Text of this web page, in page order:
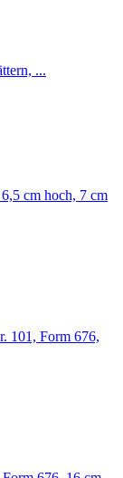
...
cm hoch, 7 cm
101, Form 676,